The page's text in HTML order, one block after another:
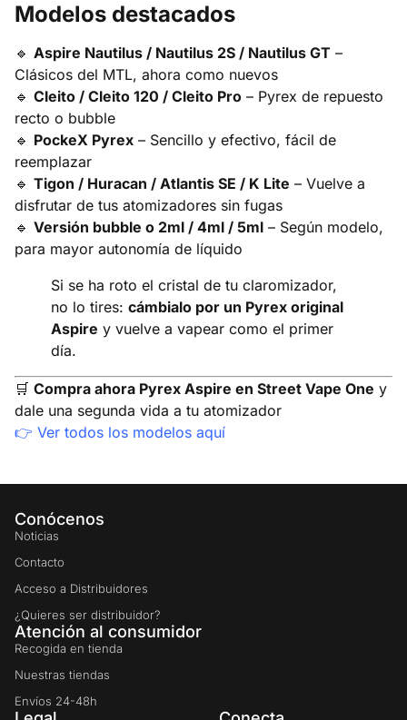
Modelos destacados
🔹 Aspire Nautilus / Nautilus 2S / Nautilus GT –
Clásicos del MTL, ahora como nuevos
🔹 Cleito / Cleito 120 / Cleito Pro – Pyrex de repuesto
recto o bubble
🔹 PockeX Pyrex – Sencillo y efectivo, fácil de
reemplazar
🔹 Tigon / Huracan / Atlantis SE / K Lite – Vuelve a
disfrutar de tus atomizadores sin fugas
🔹 Versión bubble o 2ml / 4ml / 5ml – Según modelo,
para mayor autonomía de líquido
Si se ha roto el cristal de tu claromizador,
no lo tires: cámbialo por un Pyrex original
Aspire y vuelve a vapear como el primer
día.
🛒 Compra ahora Pyrex Aspire en Street Vape One y
dale una segunda vida a tu atomizador
👉 Ver todos los modelos aquí
Conócenos
Noticias
Contacto
Acceso a Distribuidores
¿Quieres ser distribuidor?
Atención al consumidor
Recogida en tienda
Nuestras tiendas
Envíos 24-48h